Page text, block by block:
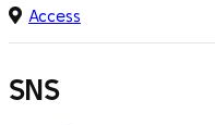
Access
SNS